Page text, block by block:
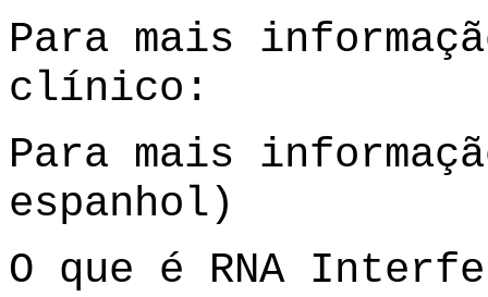
Para mais
clínico:
Para mais
espanhol)
O que é RNA